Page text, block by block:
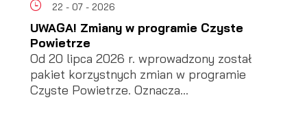
22 - 07 - 2026
UWAGA! Zmiany w programie Czyste
Powietrze
Od 20 lipca 2026 r. wprowadzony został
pakiet korzystnych zmian w programie
Czyste Powietrze. Oznacza...